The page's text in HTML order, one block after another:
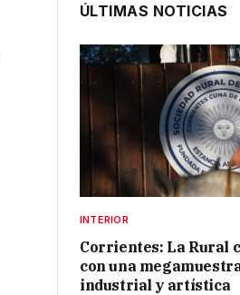
ÚLTIMAS NOTICIAS
INTERIOR
Corrientes: La Rural
con una
industrial y artística